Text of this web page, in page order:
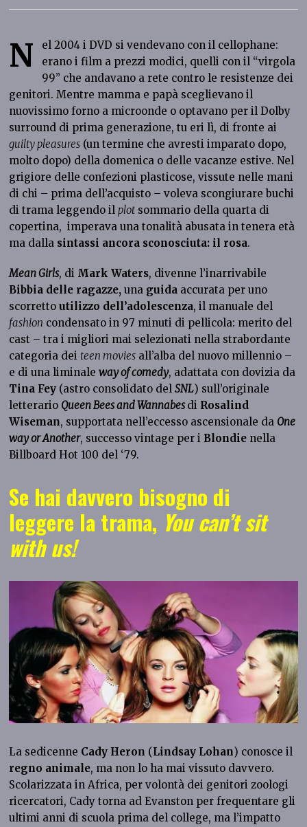
N
el 2004 i DVD si vendevano con il cellophane:
erano i film a prezzi modici, quelli con il “virgola
99” che andavano a rete contro le resistenze dei
genitori. Mentre mamma e papà sceglievano il
nuovissimo forno a microonde o optavano per il Dolby
surround di prima generazione, tu eri lì, di fronte ai
guilty pleasures (un termine che avresti imparato dopo,
molto dopo) della domenica o delle vacanze estive. Nel
grigiore delle confezioni plasticose, vissute nelle mani
di chi – prima dell’acquisto – voleva scongiurare buchi
di trama leggendo ilplot sommario della quarta di
copertina, imperava una tonalità abusata in tenera età
ma dalla sintassi ancora sconosciuta: il rosa.
Mean Girls, di Mark Waters, divenne l’inarrivabile
Bibbia delle ragazze,una guida accurata per uno
scorrettoutilizzo dell’adolescenza, il manuale del
fashion condensato in 97 minuti di pellicola: merito del
cast – tra i migliori mai selezionati nella strabordante
categoria dei teen movies all’alba del nuovo millennio –
e di una liminaleway of comedy, adattata con dovizia da
Tina Fey (astro consolidato delSNL) sull’originale
letterario Queen Bees and Wannabesdi Rosalind
Wiseman, supportata nell’eccesso ascensionale da One
way or Another, successo vintage per i Blondie nella
Billboard Hot 100 del ‘79.
Se hai davvero bisogno di
leggere la trama, You can’t sit
with us!
La sedicenne Cady Heron (Lindsay Lohan) conosce il
regno animale, ma non lo ha mai vissuto davvero.
Scolarizzata in Africa, per volontà dei genitori zoologi
ricercatori, Cady torna ad Evanston per frequentare gli
ultimi anni di scuola prima del college, ma l’impatto